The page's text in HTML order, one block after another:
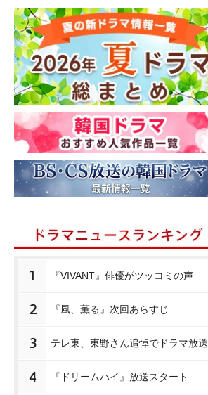
1 『VIVANT』俳優がツッコミの声
2 『風、薫る』次回あらすじ
3 テレ東、東野さん追悼でドラマ放送
4 『ドリームハイ』放送スタート